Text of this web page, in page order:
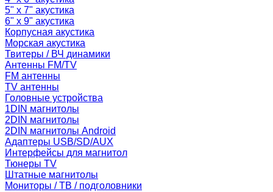
5" x 7" акустика
6" x 9" акустика
Корпусная акустика
Морская акустика
Твитеры / ВЧ динамики
Антенны FM/TV
FM антенны
TV антенны
Головные устройства
1DIN магнитолы
2DIN магнитолы
2DIN магнитолы Android
Адаптеры USB/SD/AUX
Интерфейсы для магнитол
Тюнеры TV
Штатные магнитолы
Мониторы / ТВ / подголовники